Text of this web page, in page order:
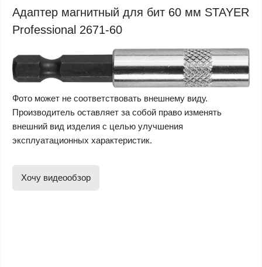
Адаптер магнитный для бит 60 мм STAYER
Professional 2671-60
Фото может не соответствовать внешнему виду.
Производитель оставляет за собой право изменять
внешний вид изделия с целью улучшения
эксплуатационных характеристик.
Хочу видеообзор